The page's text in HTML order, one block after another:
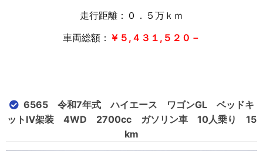
走行距離：０．５万 ｋｍ
車両総額： ￥５,４３１,５２０－
6565 令和7年式 ハイエース ワゴンGL ベッドキ
ットⅣ架装 4WD 2700cc ガソリン車 10人乗り 15
km